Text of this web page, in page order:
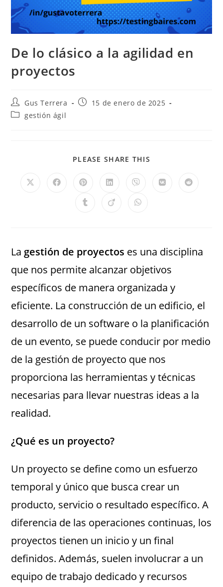
De lo clásico a la agilidad en
proyectos
Gus Terrera
15 de enero de 2025
gestión ágil
PLEASE SHARE THIS
La gestión de proyectos es una disciplina
que nos permite alcanzar objetivos
específicos de manera organizada y
eficiente. La construcción de un edificio, el
desarrollo de un software o la planificación
de un evento, se puede conducir por medio
de la gestión de proyecto que nos
proporciona las herramientas y técnicas
necesarias para llevar nuestras ideas a la
realidad.
¿Qué es un proyecto?
Un proyecto se define como un esfuerzo
temporal y único que busca crear un
producto, servicio o resultado específico. A
diferencia de las operaciones continuas, los
proyectos tienen un inicio y un final
definidos. Además, suelen involucrar a un
equipo de trabajo dedicado y recursos